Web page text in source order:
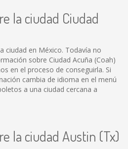
la ciudad Ciudad
ciudad en México. Todavía no
sobre Ciudad Acuña (Coah)
en el proceso de conseguirla. Si
cambia de idioma en el menú
a una ciudad cercana a
la ciudad Austin (Tx)